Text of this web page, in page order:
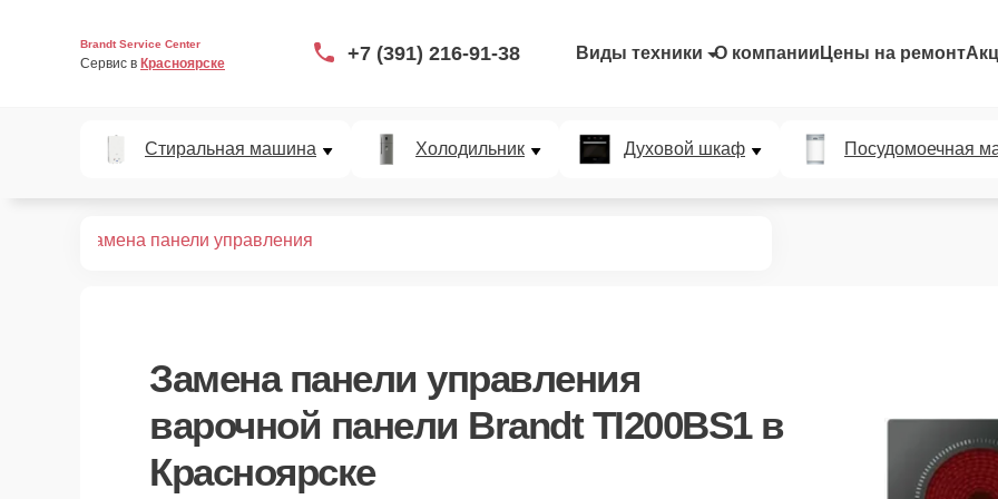
Brandt Service Center
Сервис в Красноярске +7 (391) 216-91-38 Виды техники О компании Цены на ремонт
Стиральная машина Холодильник Духовой шкаф Посудомоечная
Замена панели управления
Замена панели управления
варочной панели Brandt TI200BS1 в
Красноярске